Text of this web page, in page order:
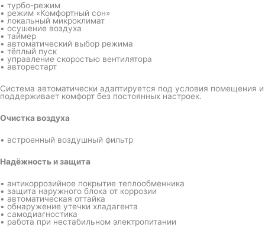
• турбо-режим
• режим «Комфортный сон»
• локальный микроклимат
• осушение воздуха
• таймер
• автоматический выбор режима
• тёплый пуск
• управление скоростью вентилятора
• авторестарт
Система автоматически адаптируется под условия помещения и
поддерживает комфорт без постоянных настроек.
Очистка воздуха
• встроенный воздушный фильтр
Надёжность и защита
• антикоррозийное покрытие теплообменника
• защита наружного блока от коррозии
• автоматическая оттайка
• обнаружение утечки хладагента
• самодиагностика
• работа при нестабильном электропитании